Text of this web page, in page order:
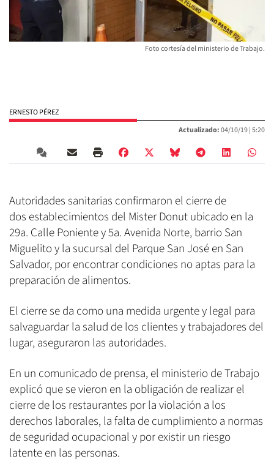
Foto cortesía del ministerio de Trabajo.
ERNESTO PÉREZ
Actualizado:04/10/19 |5:20
Autoridades sanitarias confirmaron el cierre de
dos establecimientos del Mister Donut ubicado en la
29a. Calle Poniente y 5a. Avenida Norte, barrio San
Miguelito y la sucursal del Parque San José en San
Salvador, por encontrar condiciones no aptas para la
preparación de alimentos.
El cierre se da como una medida urgente y legal para
salvaguardar la salud de los clientes y trabajadores del
lugar, aseguraron las autoridades.
En un comunicado de prensa, el ministerio de Trabajo
explicó que se vieron en la obligación de realizar el
cierre de los restaurantes por la violación a los
derechos laborales, la falta de cumplimiento a normas
de seguridad ocupacional y por existir un riesgo
latente en las personas.